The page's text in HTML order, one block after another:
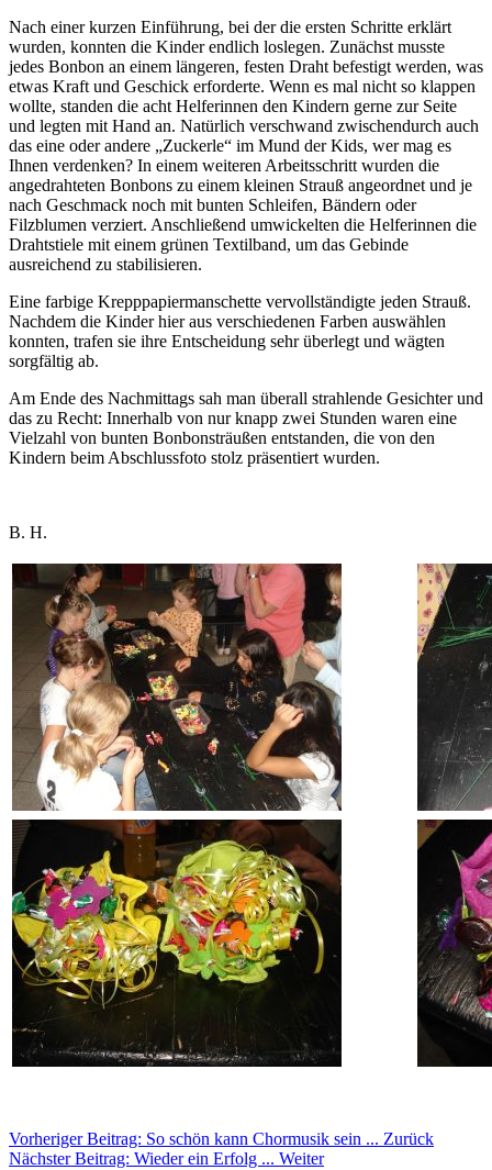
Nach einer kurzen Einführung, bei der die ersten Schritte erklärt
wurden, konnten die Kinder endlich loslegen. Zunächst musste
jedes Bonbon an einem längeren, festen Draht befestigt werden, was
etwas Kraft und Geschick erforderte. Wenn es mal nicht so klappen
wollte, standen die acht Helferinnen den Kindern gerne zur Seite
und legten mit Hand an. Natürlich verschwand zwischendurch auch
das eine oder andere „Zuckerle“ im Mund der Kids, wer mag es
Ihnen verdenken? In einem weiteren Arbeitsschritt wurden die
angedrahteten Bonbons zu einem kleinen Strauß angeordnet und je
nach Geschmack noch mit bunten Schleifen, Bändern oder
Filzblumen verziert. Anschließend umwickelten die Helferinnen die
Drahtstiele mit einem grünen Textilband, um das Gebinde
ausreichend zu stabilisieren.
Eine farbige Krepppapiermanschette vervollständigte jeden Strauß.
Nachdem die Kinder hier aus verschiedenen Farben auswählen
konnten, trafen sie ihre Entscheidung sehr überlegt und wägten
sorgfältig ab.
Am Ende des Nachmittags sah man überall strahlende Gesichter und
das zu Recht: Innerhalb von nur knapp zwei Stunden waren eine
Vielzahl von bunten Bonbonsträußen entstanden, die von den
Kindern beim Abschlussfoto stolz präsentiert wurden.
B. H.
Vorheriger Beitrag: So schön kann Chormusik sein ... Zurück
Nächster Beitrag: Wieder ein Erfolg ... Weiter